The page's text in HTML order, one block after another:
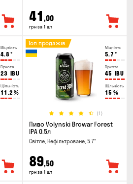
41 ,00
грн за 1 шт
Міцність
4.8 °
Гіркота
23 IBU
Щільність
11.2 %
Міцність
5.7 °
Гіркота
45 IBU
Щільність
15 %
(1)
Топ продажів
Пиво Volynski Browar Forest
IPA 0.5л
Світле, Нефільтроване, 5.7°
89,50
грн за 1 шт